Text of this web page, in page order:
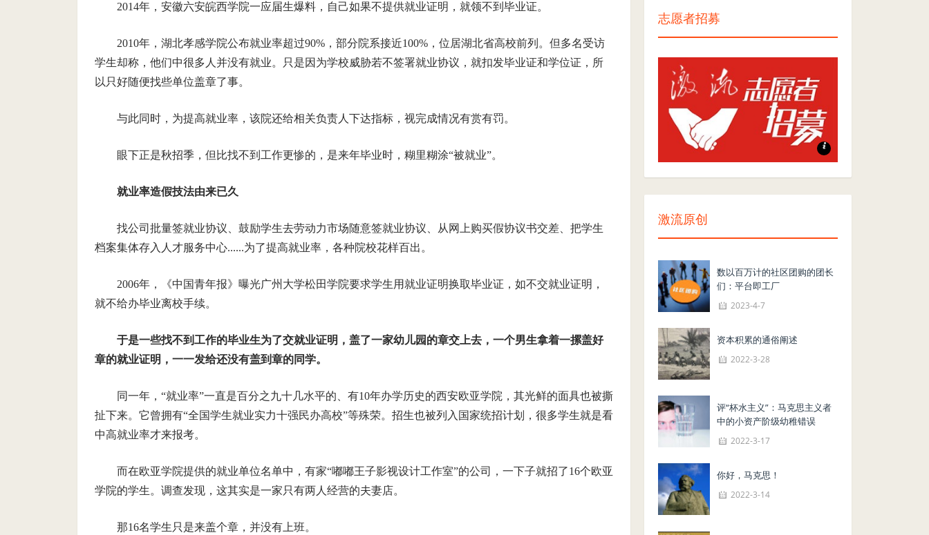
2014年，安徽六安皖西学院一应届生爆料，自己如果不提供就业证明，就领不到毕业证。
2010年，湖北孝感学院公布就业率超过90%，部分院系接近100%，位居湖北省高校前列。但多名受访
学生却称，他们中很多人并没有就业。只是因为学校威胁若不签署就业协议，就扣发毕业证和学位证，所
以只好随便找些单位盖章了事。
与此同时，为提高就业率，该院还给相关负责人下达指标，视完成情况有赏有罚。
眼下正是秋招季，但比找不到工作更惨的，是来年毕业时，糊里糊涂“被就业”。
就业率造假技法由来已久
找公司批量签就业协议、鼓励学生去劳动力市场随意签就业协议、从网上购买假协议书交差、把学生
档案集体存入人才服务中心......为了提高就业率，各种院校花样百出。
2006年，《中国青年报》曝光广州大学松田学院要求学生用就业证明换取毕业证，如不交就业证明，
就不给办毕业离校手续。
于是一些找不到工作的毕业生为了交就业证明，盖了一家幼儿园的章交上去，一个男生拿着一摞盖好
章的就业证明，一一发给还没有盖到章的同学。
同一年，“就业率”一直是百分之九十几水平的、有10年办学历史的西安欧亚学院，其光鲜的面具也被撕
扯下来。它曾拥有“全国学生就业实力十强民办高校”等殊荣。招生也被列入国家统招计划，很多学生就是看
中高就业率才来报考。
而在欧亚学院提供的就业单位名单中，有家“嘟嘟王子影视设计工作室”的公司，一下子就招了16个欧亚
学院的学生。调查发现，这其实是一家只有两人经营的夫妻店。
那16名学生只是来盖个章，并没有上班。
志愿者招募
志愿者招募
激流原创
数以百万计的社区团购的团长
们：平台即工厂
2023-4-7
资本积累的通俗阐述
2022-3-28
评“杯水主义”：马克思主义者
中的小资产阶级幼稚错误
2022-3-17
你好，马克思！
2022-3-14